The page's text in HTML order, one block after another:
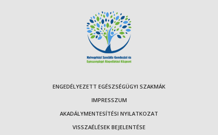
ENGEDÉLYEZETT EGÉSZSÉGÜGYI SZAKMÁK
IMPRESSZUM
AKADÁLYMENTESÍTÉSI NYILATKOZAT
VISSZAÉLÉSEK BEJELENTÉSE